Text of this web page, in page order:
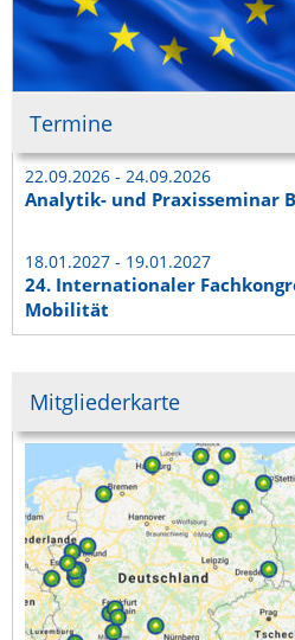
Termine
22.09.2026 - 24.09.2026
Analytik- und Praxisseminar
18.01.2027 - 19.01.2027
24. Internationaler
Mobilität
Mitgliederkarte